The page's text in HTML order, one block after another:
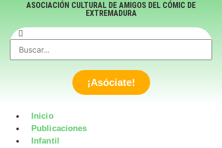
ASOCIACIÓN CULTURAL DE AMIGOS DEL CÓMIC DE
EXTREMADURA
¡Asóciate!
Inicio
Publicaciones
Infantil